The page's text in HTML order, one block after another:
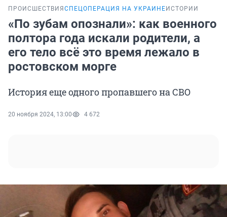
ПРОИСШЕСТВИЯ СПЕЦОПЕРАЦИЯ НА УКРАИНЕ ИСТОРИИ
«По зубам опознали»: как военного
полтора года искали родители, а
его тело всё это время лежало в
ростовском морге
История еще одного пропавшего на СВО
20 ноября 2024, 13:00 4 672